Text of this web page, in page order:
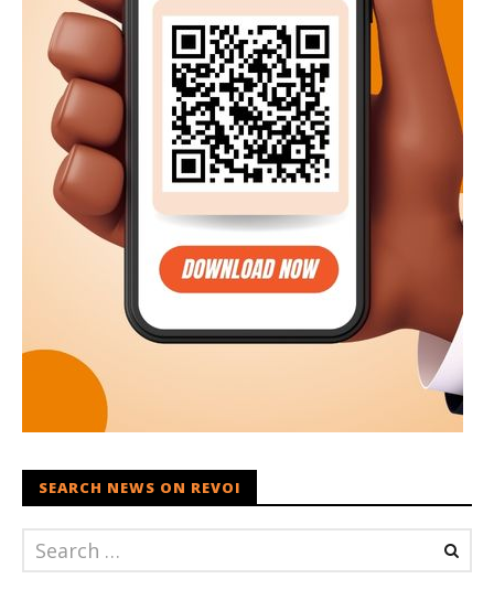
SEARCH NEWS ON REVOI